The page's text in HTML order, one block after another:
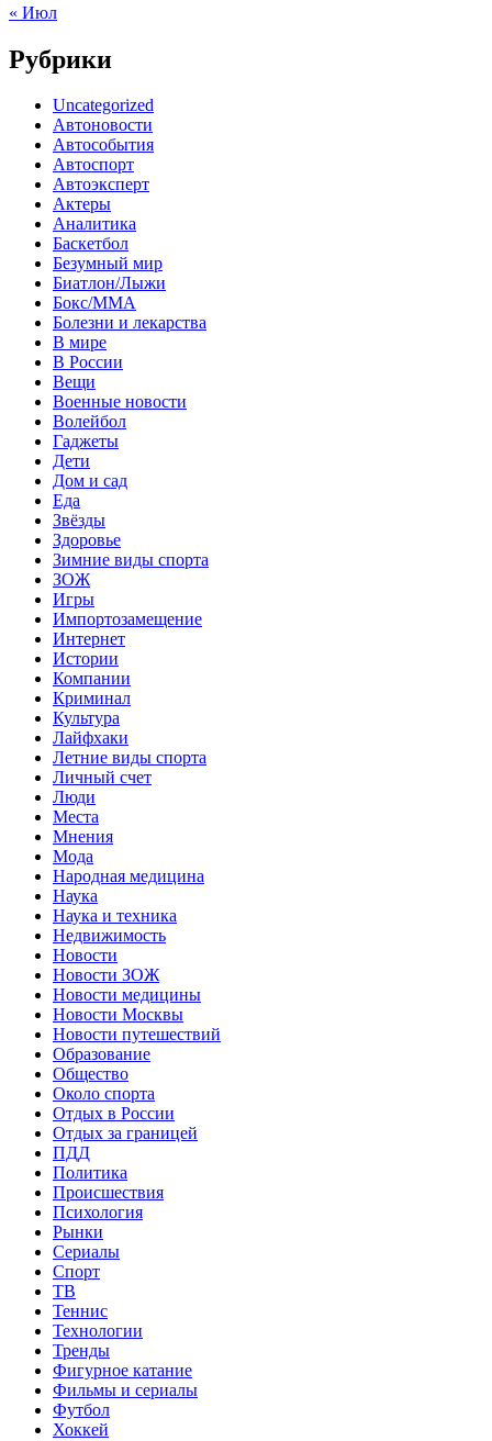
« Июл
Рубрики
Uncategorized
Автоновости
Автособытия
Автоспорт
Автоэксперт
Актеры
Аналитика
Баскетбол
Безумный мир
Биатлон/Лыжи
Бокс/MMA
Болезни и лекарства
В мире
В России
Вещи
Военные новости
Волейбол
Гаджеты
Дети
Дом и сад
Еда
Звёзды
Здоровье
Зимние виды спорта
ЗОЖ
Игры
Импортозамещение
Интернет
Истории
Компании
Криминал
Культура
Лайфхаки
Летние виды спорта
Личный счет
Люди
Места
Мнения
Мода
Народная медицина
Наука
Наука и техника
Недвижимость
Новости
Новости ЗОЖ
Новости медицины
Новости Москвы
Новости путешествий
Образование
Общество
Около спорта
Отдых в России
Отдых за границей
ПДД
Политика
Происшествия
Психология
Рынки
Сериалы
Спорт
ТВ
Теннис
Технологии
Тренды
Фигурное катание
Фильмы и сериалы
Футбол
Хоккей